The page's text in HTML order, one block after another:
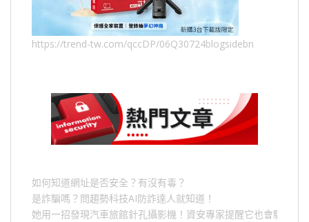
https://trend-tw.com/qccDP/06Q30724blogsidebn
如何知道網址是否安全？有沒有毒？
是詐騙嗎？問趨勢科技AI防詐達人就知道！
她用一招發現汽車旅館針孔攝影機！資安專家提醒它也會駭人成